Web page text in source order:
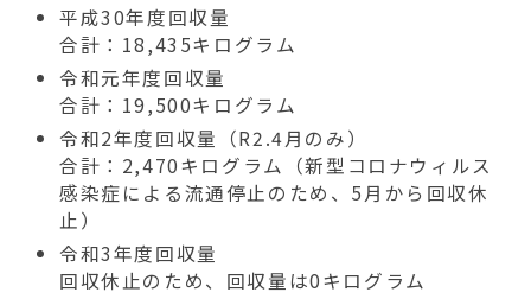
平成30年度回収量
合計：18,435キログラム
令和元年度回収量
合計：19,500キログラム
令和2年度回収量（R2.4月のみ）
合計：2,470キログラム（新型コロナウィルス
感染症による流通停止のため、5月から回収休
止）
令和3年度回収量
回収休止のため、回収量は0キログラム